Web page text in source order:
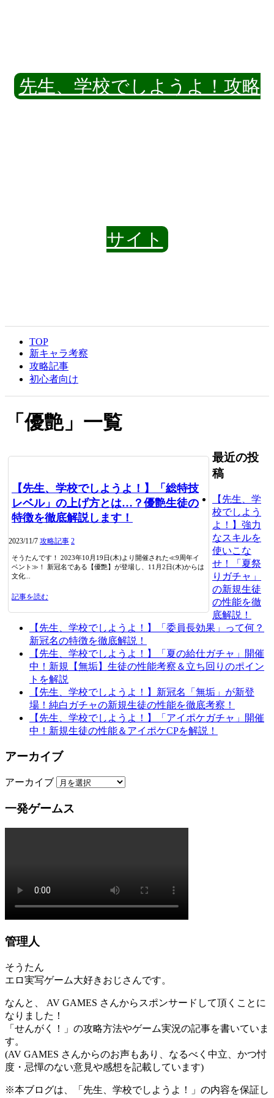
先生、学校でしようよ！攻略
サイト
TOP
新キャラ考察
攻略記事
初心者向け
「優艶」 一覧
【先生、学校でしようよ！】「総特技
レベル」の上げ方とは…？優艶生徒の
特徴を徹底解説します！
2023/11/7 攻略記事 2
そうたんです！ 2023年10月19日(木)より開催された≪9周年イ
ベント≫！ 新冠名である【優艶】が登場し、11月2日(木)からは
文化...
記事を読む
最近の投
稿
【先生、学
校でしよう
よ！】強力
なスキルを
使いこな
せ！「夏祭
りガチャ」
の新規生徒
の性能を徹
底解説！
【先生、学校でしようよ！】「委員長効果」って何？
新冠名の特徴を徹底解説！
【先生、学校でしようよ！】「夏の給仕ガチャ」開催
中！新規【無垢】生徒の性能考察＆立ち回りのポイン
トを解説
【先生、学校でしようよ！】新冠名「無垢」が新登
場！純白ガチャの新規生徒の性能を徹底考察！
【先生、学校でしようよ！】「アイポケガチャ」開催
中！新規生徒の性能＆アイポケCPを解説！
アーカイブ
アーカイブ
一発ゲームス
管理人
そうたん
エロ実写ゲーム大好きおじさんです。
なんと、 AV GAMES さんからスポンサードして頂くことに
なりました！
「せんがく！」の攻略方法やゲーム実況の記事を書いていま
す。
(AV GAMES さんからのお声もあり、なるべく中立、かつ忖
度・忌憚のない意見や感想を記載しています)
※本ブログは、「先生、学校でしようよ！」の内容を保証し